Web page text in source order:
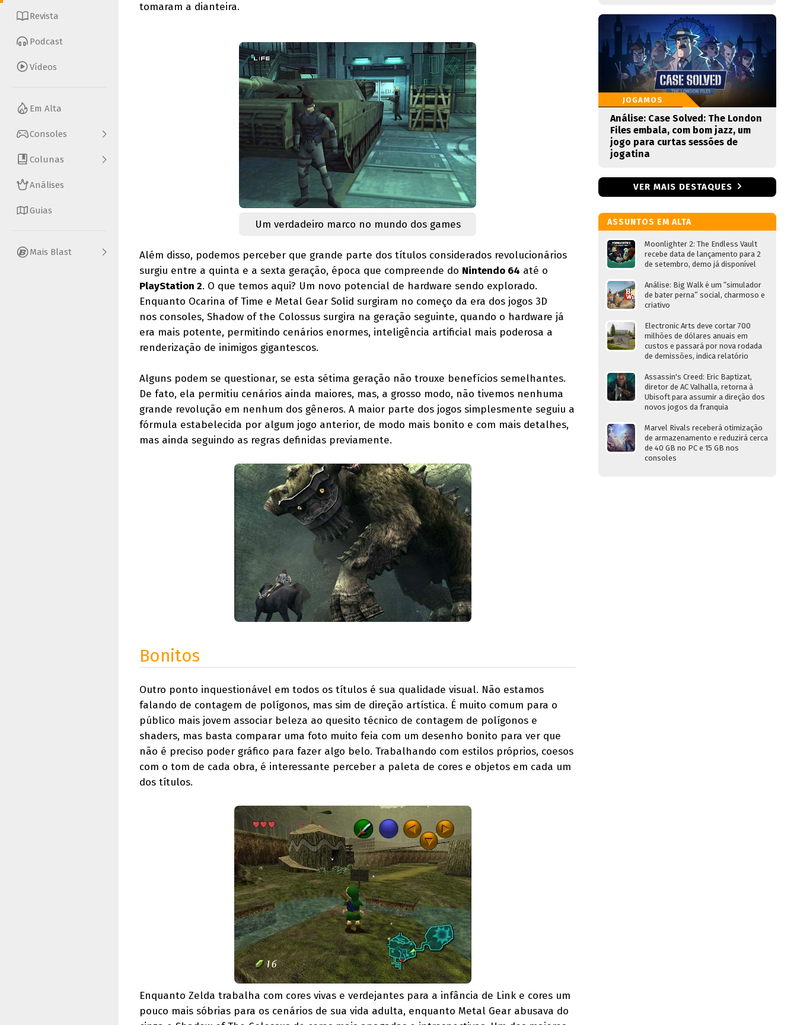
Revista
Podcast
Vídeos
Em Alta
Consoles
Colunas
Análises
Guias
Mais Blast
tomaram a dianteira.
Um verdadeiro marco no mundo dos games
Além disso, podemos perceber que grande parte dos títulos considerados revolucionários
surgiu entre a quinta e a sexta geração, época que compreende do Nintendo 64 até o
PlayStation 2. O que temos aqui? Um novo potencial de hardware sendo explorado.
Enquanto Ocarina of Time e Metal Gear Solid surgiram no começo da era dos jogos 3D
nos consoles, Shadow of the Colossus surgira na geração seguinte, quando o hardware já
era mais potente, permitindo cenários enormes, inteligência artificial mais poderosa a
renderização de inimigos gigantescos.
Alguns podem se questionar, se esta sétima geração não trouxe benefícios semelhantes.
De fato, ela permitiu cenários ainda maiores, mas, a grosso modo, não tivemos nenhuma
grande revolução em nenhum dos gêneros. A maior parte dos jogos simplesmente seguiu a
fórmula estabelecida por algum jogo anterior, de modo mais bonito e com mais detalhes,
mas ainda seguindo as regras definidas previamente.
Bonitos
Outro ponto inquestionável em todos os títulos é sua qualidade visual. Não estamos
falando de contagem de polígonos, mas sim de direção artística. É muito comum para o
público mais jovem associar beleza ao quesito técnico de contagem de polígonos e
shaders, mas basta comparar uma foto muito feia com um desenho bonito para ver que
não é preciso poder gráfico para fazer algo belo. Trabalhando com estilos próprios, coesos
com o tom de cada obra, é interessante perceber a paleta de cores e objetos em cada um
dos títulos.
Enquanto Zelda trabalha com cores vivas e verdejantes para a infância de Link e cores um
pouco mais sóbrias para os cenários de sua vida adulta, enquanto Metal Gear abusava do
JOGAMOS
Análise: Case Solved: The London
Files embala, com bom jazz, um
jogo para curtas sessões de
jogatina
VER MAIS DESTAQUES
ASSUNTOS EM ALTA
Moonlighter 2: The Endless Vault
recebe data de lançamento para 2
de setembro, demo já disponível
Análise: Big Walk é um “simulador
de bater perna” social, charmoso e
criativo
Electronic Arts deve cortar 700
milhões de dólares anuais em
custos e passará por nova rodada
de demissões, indica relatório
Assassin's Creed: Eric Baptizat,
diretor de AC Valhalla, retorna à
Ubisoft para assumir a direção dos
novos jogos da franquia
Marvel Rivals receberá otimização
de armazenamento e reduzirá cerca
de 40 GB no PC e 15 GB nos
consoles